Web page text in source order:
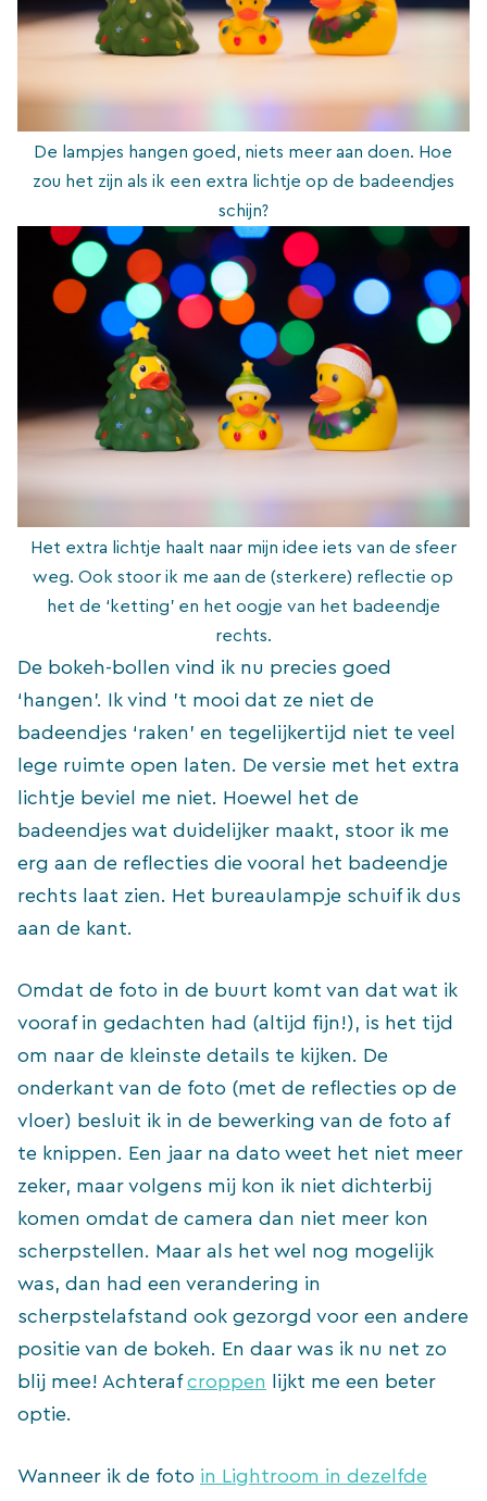
De lampjes hangen goed, niets meer aan doen. Hoe
zou het zijn als ik een extra lichtje op de badeendjes
schijn?
Het extra lichtje haalt naar mijn idee iets van de sfeer
weg. Ook stoor ik me aan de (sterkere) reflectie op
het de ‘ketting’ en het oogje van het badeendje
rechts.
De bokeh-bollen vind ik nu precies goed
‘hangen’. Ik vind ’t mooi dat ze niet de
badeendjes ‘raken’ en tegelijkertijd niet te veel
lege ruimte open laten. De versie met het extra
lichtje beviel me niet. Hoewel het de
badeendjes wat duidelijker maakt, stoor ik me
erg aan de reflecties die vooral het badeendje
rechts laat zien. Het bureaulampje schuif ik dus
aan de kant.
Omdat de foto in de buurt komt van dat wat ik
vooraf in gedachten had (altijd fijn!), is het tijd
om naar de kleinste details te kijken. De
onderkant van de foto (met de reflecties op de
vloer) besluit ik in de bewerking van de foto af
te knippen. Een jaar na dato weet het niet meer
zeker, maar volgens mij kon ik niet dichterbij
komen omdat de camera dan niet meer kon
scherpstellen. Maar als het wel nog mogelijk
was, dan had een verandering in
scherpstelafstand ook gezorgd voor een andere
positie van de bokeh. En daar was ik nu net zo
blij mee! Achterafcroppen
lijkt me een beter
optie.
Wanneer ik de foto in Lightroom in dezelfde